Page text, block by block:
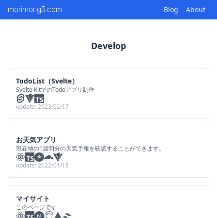
morimorig3.com Blog About
Develop
TodoList（Svelte）
Svelte KitでのTodoアプリ制作
update: 2023/02/17
お天気アプリ
現在地の1週間分の天気予報を確認することができます。
update: 2022/01/18
マイサイト
このページです